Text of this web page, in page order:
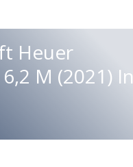
Heuer
M (2021) In